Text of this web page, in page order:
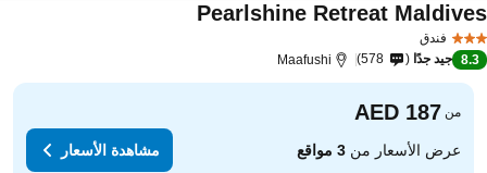
فندق
Pearlshine Retreat
8.3 جيد جدًا 578
Maafushi
من
عرض الأسعار من3 مواقع مشاهدة الأسعار